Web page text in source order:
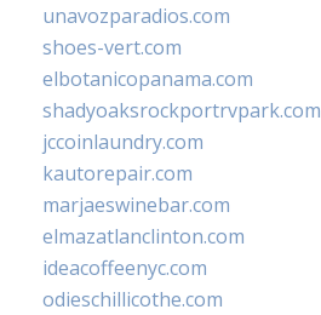
unavozparadios.com
shoes-vert.com
elbotanicopanama.com
shadyoaksrockportrvpark.com
jccoinlaundry.com
kautorepair.com
marjaeswinebar.com
elmazatlanclinton.com
ideacoffeenyc.com
odieschillicothe.com